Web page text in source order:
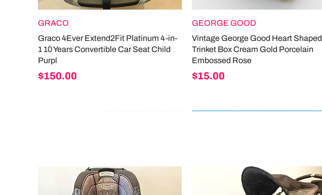
GRACO
Graco 4Ever Extend2Fit Platinum 4-in-
1 10 Years Convertible Car Seat Child
Purpl
Price
$150.00
GEORGE GOOD
Vintage George Good Heart Shaped
Trinket Box Cream Gold Porcelain
Embossed Rose
Price
$15.00